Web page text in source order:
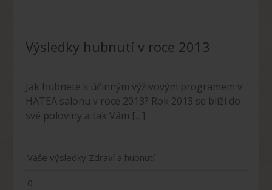
Výsledky hubnutí v roce 2013
Jak hubnete s účinným výživovým programem v
HATEA salonu v roce 2013? Rok 2013 se blíží do
své poloviny a tak Vám […]
Vaše výsledky Zdraví a hubnutí
0